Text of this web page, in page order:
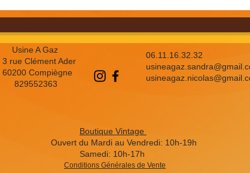
l'Usine à gaz, à
Compiègne
prix
Usine A Gaz
3 rue Clément Ader
60200 Compiègne
829552363
06.11.16.32.32
Boutique Vintage
Ouvert du Mardi au Vendredi: 10h-19h
Samedi: 10h-17h
Conditions Générales de Vente